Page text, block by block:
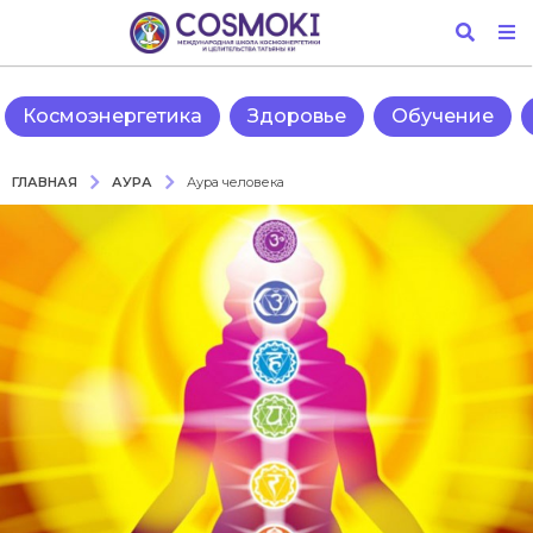
Космоэнергетика Здоровье Обучение
ГЛАВНАЯ АУРА Аура человека